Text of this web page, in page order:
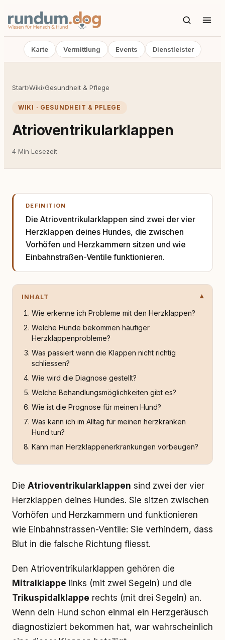
Karte Vermittlung Events Dienstleister
Start›Wiki›Gesundheit & Pflege
WIKI · GESUNDHEIT & PFLEGE
Atrioventrikularklappen
4 Min Lesezeit
DEFINITION
Die Atrioventrikularklappen sind zwei der vier
Herzklappen deines Hundes, die zwischen
Vorhöfen und Herzkammern sitzen und wie
Einbahnstraßen-Ventile funktionieren.
INHALT
Wie erkenne ich Probleme mit den Herzklappen?
Welche Hunde bekommen häufiger
Herzklappenprobleme?
Was passiert wenn die Klappen nicht richtig
schliessen?
Wie wird die Diagnose gestellt?
Welche Behandlungsmöglichkeiten gibt es?
Wie ist die Prognose für meinen Hund?
Was kann ich im Alltag für meinen herzkranken
Hund tun?
Kann man Herzklappenerkrankungen vorbeugen?
Die Atrioventrikularklappen sind zwei der vier
Herzklappen deines Hundes. Sie sitzen zwischen
Vorhöfen und Herzkammern und funktionieren
wie Einbahnstrassen-Ventile: Sie verhindern, dass
Blut in die falsche Richtung fliesst.
Den Atrioventrikularklappen gehören die
Mitralklappe links (mit zwei Segeln) und die
Trikuspidalklappe rechts (mit drei Segeln) an.
Wenn dein Hund schon einmal ein Herzgeräusch
diagnostiziert bekommen hat, war wahrscheinlich